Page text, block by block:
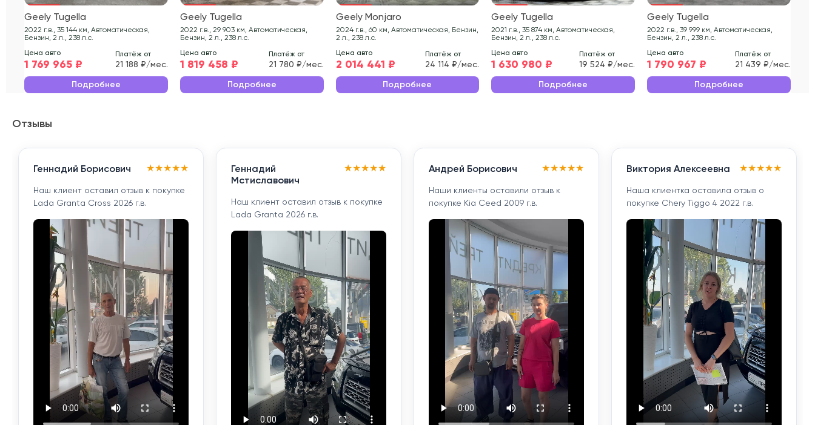
Geely Tugella
2022 г.в., 35 144 км, Автоматическая,
Бензин, 2 л., 238 л.с.
Цена авто
1 769 965 ₽
Платёж от
21 188 ₽/мес.
Подробнее
Geely Tugella
2022 г.в., 29 903 км, Автоматическая,
Бензин, 2 л., 238 л.с.
Цена авто
1 819 458 ₽
Платёж от
21 780 ₽/мес.
Подробнее
Geely Monjaro
2024 г.в., 60 км, Автоматическая, Бензин,
2 л., 238 л.с.
Цена авто
2 014 441 ₽
Платёж от
24 114 ₽/мес.
Подробнее
Geely Tugella
2021 г.в., 35 874 км, Автоматическая,
Бензин, 2 л., 238 л.с.
Цена авто
1 630 980 ₽
Платёж от
19 524 ₽/мес.
Подробнее
Geely Tugella
2022 г.в., 39 999 км, Автоматическая,
Бензин, 2 л., 238 л.с.
Цена авто
1 790 967 ₽
Платёж от
21 439 ₽/мес.
Подробнее
Отзывы
Геннадий Борисович ★★★★★
Наш клиент оставил отзыв к покупке
Lada Granta Cross 2026 г.в.
Геннадий
Мстиславович
★★★★★
Наш клиент оставил отзыв к покупке
Lada Granta 2026 г.в.
Андрей Борисович ★★★★★
Наши клиенты оставили отзыв к
покупке Kia Ceed 2009 г.в.
Виктория Алексеевна ★★★★★
Наша клиентка оставила отзыв о
покупке Chery Tiggo 4 2022 г.в.